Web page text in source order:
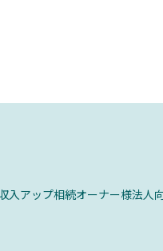
入アップ相続オーナー様法人